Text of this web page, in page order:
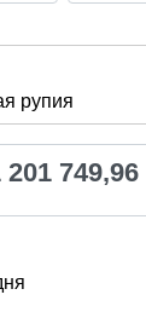
рупия
201 749,96